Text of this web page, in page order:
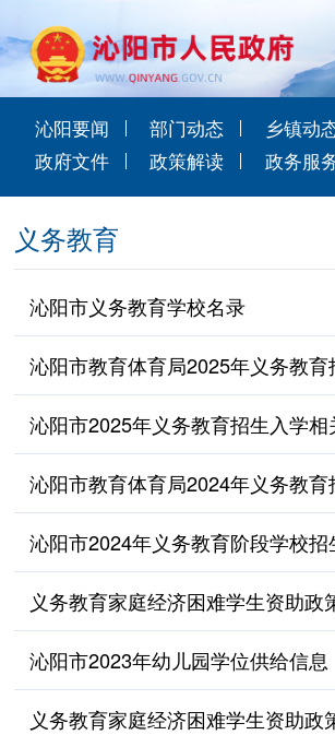
沁阳要闻 部门动态 乡镇动
政府文件
政策解读 政务服
义务教育
沁阳市义务教育学校名录
沁阳市教育体育局2025年义务教育
沁阳市2025年义务教育招生入学相
沁阳市教育体育局2024年义务教育
沁阳市2024年义务教育阶段学校招
义务教育家庭经济困难学生资助政
沁阳市2023年幼儿园学位供给信息
义务教育家庭经济困难学生资助政